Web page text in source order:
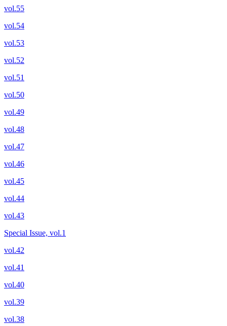
vol.55
vol.54
vol.53
vol.52
vol.51
vol.50
vol.49
vol.48
vol.47
vol.46
vol.45
vol.44
vol.43
Special Issue, vol.1
vol.42
vol.41
vol.40
vol.39
vol.38